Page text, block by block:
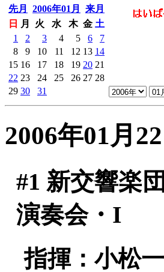
先月 2006年01月
来月
日
月 火 水 木 金 土
1
2 3 4 5 6
7
8
9 10 11 12 13 14
15 16 17 18 19 20 21
22 23 24 25 26 27 28
29 30 31
2006年01月
#1 新交響楽
演奏会・I
指揮：小松